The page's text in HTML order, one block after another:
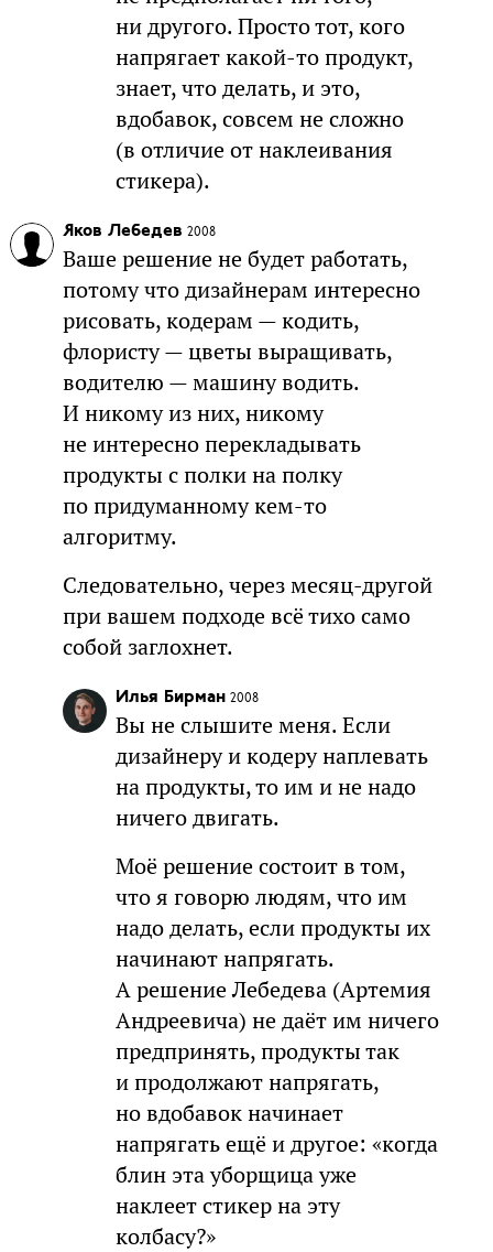
ни другого. Просто тот, кого
напрягает какой-то продукт,
знает, что делать, и это,
вдобавок, совсем не сложно
(в отличие от наклеивания
стикера).
Яков Лебедев 2008
Ваше решение не будет работать,
потому что дизайнерам интересно
рисовать, кодерам — кодить,
флористу — цветы выращивать,
водителю — машину водить.
И никому из них, никому
не интересно перекладывать
продукты с полки на полку
по придуманному кем-то
алгоритму.
Следовательно, через месяц-другой
при вашем подходе всё тихо само
собой заглохнет.
Илья Бирман 2008
Вы не слышите меня. Если
дизайнеру и кодеру наплевать
на продукты, то им и не надо
ничего двигать.
Моё решение состоит в том,
что я говорю людям, что им
надо делать, если продукты их
начинают напрягать.
А решение Лебедева (Артемия
Андреевича) не даёт им ничего
предпринять, продукты так
и продолжают напрягать,
но вдобавок начинает
напрягать ещё и другое: «когда
блин эта уборщица уже
наклеет стикер на эту
колбасу?»